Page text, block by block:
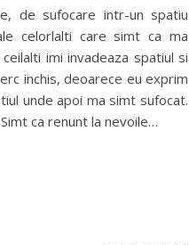
de sufocare intr-un spatiu
celorlalti care simt ca ma
imi invadeaza spatiul si
inchis, deoarece eu exprim
unde apoi ma simt sufocat.
ca renunt la nevoile…